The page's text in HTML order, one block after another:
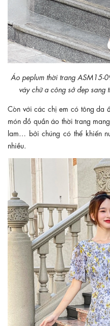
Áo peplum thời trang
váy chữ a công sở đẹp
Còn với các chị em có tông da
món đồ quần áo thời trang
lam… bởi chúng có thể khiến
nhiều.